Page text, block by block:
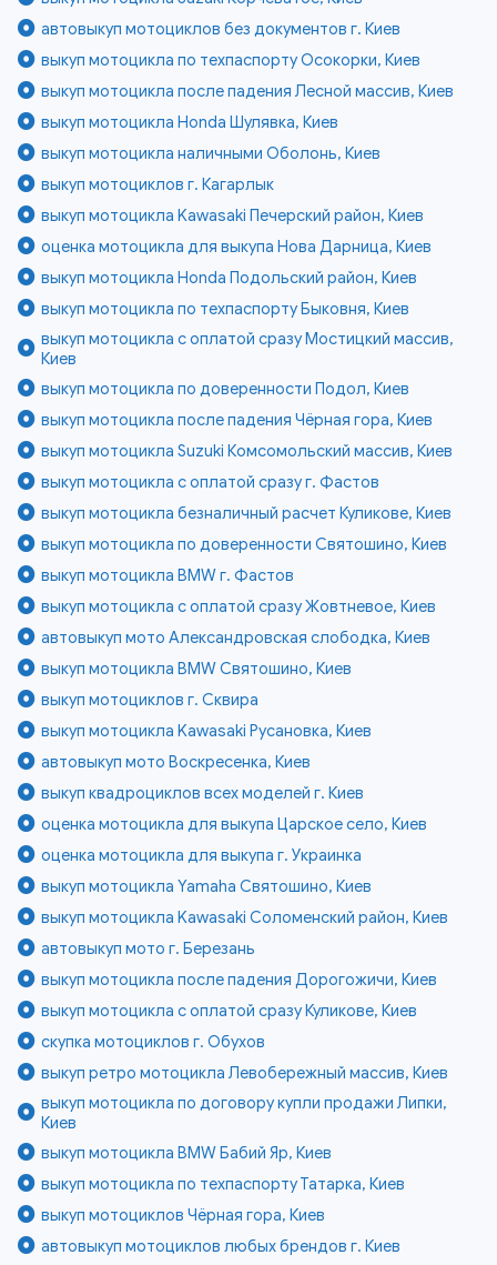
автовыкуп мотоциклов без документов г. Киев
выкуп мотоцикла по техпаспорту Осокорки, Киев
выкуп мотоцикла после падения Лесной массив, Киев
выкуп мотоцикла Honda Шулявка, Киев
выкуп мотоцикла наличными Оболонь, Киев
выкуп мотоциклов г. Кагарлык
выкуп мотоцикла Kawasaki Печерский район, Киев
оценка мотоцикла для выкупа Нова Дарница, Киев
выкуп мотоцикла Honda Подольский район, Киев
выкуп мотоцикла по техпаспорту Быковня, Киев
выкуп мотоцикла с оплатой сразу Мостицкий массив,
Киев
выкуп мотоцикла по доверенности Подол, Киев
выкуп мотоцикла после падения Чёрная гора, Киев
выкуп мотоцикла Suzuki Комсомольский массив, Киев
выкуп мотоцикла с оплатой сразу г. Фастов
выкуп мотоцикла безналичный расчет Куликове, Киев
выкуп мотоцикла по доверенности Святошино, Киев
выкуп мотоцикла BMW г. Фастов
выкуп мотоцикла с оплатой сразу Жовтневое, Киев
автовыкуп мото Александровская слободка, Киев
выкуп мотоцикла BMW Святошино, Киев
выкуп мотоциклов г. Сквира
выкуп мотоцикла Kawasaki Русановка, Киев
автовыкуп мото Воскресенка, Киев
выкуп квадроциклов всех моделей г. Киев
оценка мотоцикла для выкупа Царское село, Киев
оценка мотоцикла для выкупа г. Украинка
выкуп мотоцикла Yamaha Святошино, Киев
выкуп мотоцикла Kawasaki Соломенский район, Киев
автовыкуп мото г. Березань
выкуп мотоцикла после падения Дорогожичи, Киев
выкуп мотоцикла с оплатой сразу Куликове, Киев
скупка мотоциклов г. Обухов
выкуп ретро мотоцикла Левобережный массив, Киев
выкуп мотоцикла по договору купли продажи Липки,
Киев
выкуп мотоцикла BMW Бабий Яр, Киев
выкуп мотоцикла по техпаспорту Татарка, Киев
выкуп мотоциклов Чёрная гора, Киев
автовыкуп мотоциклов любых брендов г. Киев